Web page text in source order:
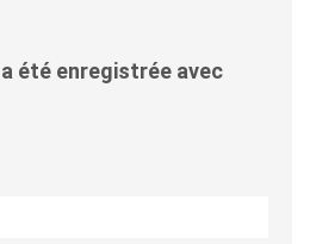
été enregistrée avec